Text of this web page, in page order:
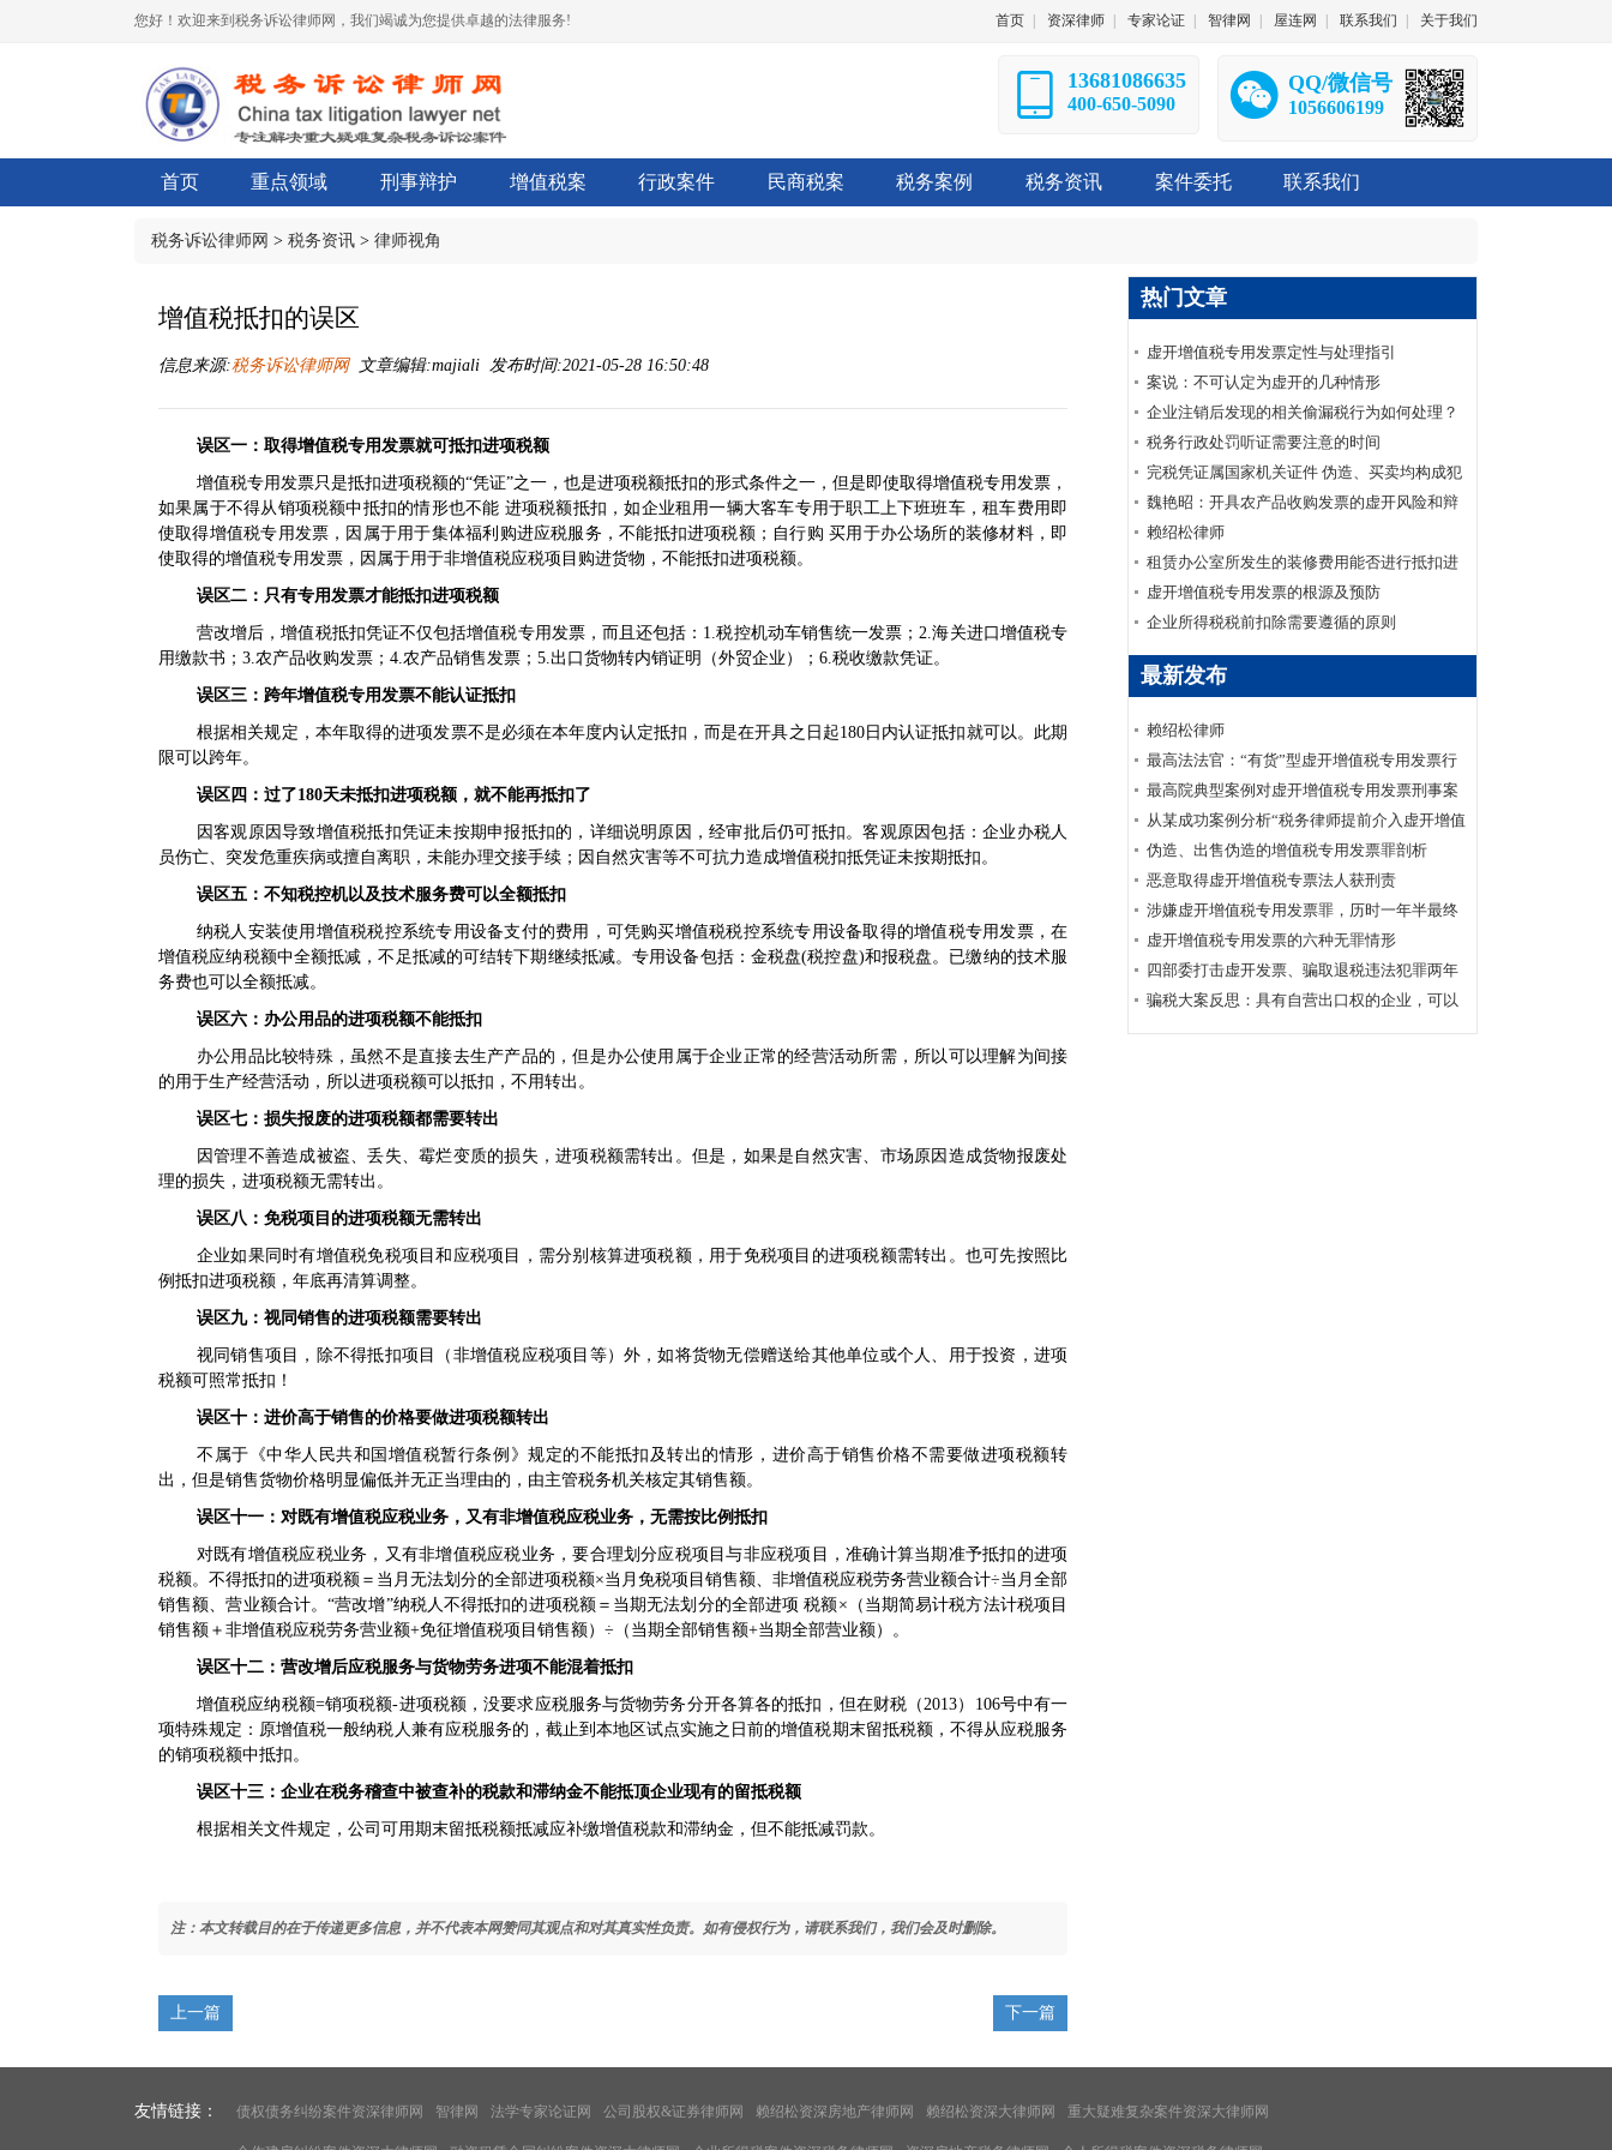
您好！欢迎来到税务诉讼律师网，我们竭诚为您提供卓越的法律服务! 首页 资深律师 专家论证 智律网 屋连网 联系我们 关于我们
13681086635
400-650-5090
QQ/微信号
1056606199
首页 重点领域 刑事辩护 增值税案 行政案件 民商税案 税务案例 税务资讯 案件委托 联系我们
税务诉讼律师网 > 税务资讯 > 律师视角
增值税抵扣的误区
信息来源:税务诉讼律师网文章编辑:majiali 发布时间:2021-05-28 16:50:48
误区一：取得增值税专用发票就可抵扣进项税额
增值税专用发票只是抵扣进项税额的“凭证”之一，也是进项税额抵扣的形式条件之一，但是即使取得增值税专用发票，
如果属于不得从销项税额中抵扣的情形也不能 进项税额抵扣，如企业租用一辆大客车专用于职工上下班班车，租车费用即
使取得增值税专用发票，因属于用于集体福利购进应税服务，不能抵扣进项税额；自行购 买用于办公场所的装修材料，即
使取得的增值税专用发票，因属于用于非增值税应税项目购进货物，不能抵扣进项税额。
误区二：只有专用发票才能抵扣进项税额
营改增后，增值税抵扣凭证不仅包括增值税专用发票，而且还包括：1.税控机动车销售统一发票；2.海关进口增值税专
用缴款书；3.农产品收购发票；4.农产品销售发票；5.出口货物转内销证明（外贸企业）；6.税收缴款凭证。
误区三：跨年增值税专用发票不能认证抵扣
根据相关规定，本年取得的进项发票不是必须在本年度内认定抵扣，而是在开具之日起180日内认证抵扣就可以。此期
限可以跨年。
误区四：过了180天未抵扣进项税额，就不能再抵扣了
因客观原因导致增值税抵扣凭证未按期申报抵扣的，详细说明原因，经审批后仍可抵扣。客观原因包括：企业办税人
员伤亡、突发危重疾病或擅自离职，未能办理交接手续；因自然灾害等不可抗力造成增值税扣抵凭证未按期抵扣。
误区五：不知税控机以及技术服务费可以全额抵扣
纳税人安装使用增值税税控系统专用设备支付的费用，可凭购买增值税税控系统专用设备取得的增值税专用发票，在
增值税应纳税额中全额抵减，不足抵减的可结转下期继续抵减。专用设备包括：金税盘(税控盘)和报税盘。已缴纳的技术服
务费也可以全额抵减。
误区六：办公用品的进项税额不能抵扣
办公用品比较特殊，虽然不是直接去生产产品的，但是办公使用属于企业正常的经营活动所需，所以可以理解为间接
的用于生产经营活动，所以进项税额可以抵扣，不用转出。
误区七：损失报废的进项税额都需要转出
因管理不善造成被盗、丢失、霉烂变质的损失，进项税额需转出。但是，如果是自然灾害、市场原因造成货物报废处
理的损失，进项税额无需转出。
误区八：免税项目的进项税额无需转出
企业如果同时有增值税免税项目和应税项目，需分别核算进项税额，用于免税项目的进项税额需转出。也可先按照比
例抵扣进项税额，年底再清算调整。
误区九：视同销售的进项税额需要转出
视同销售项目，除不得抵扣项目（非增值税应税项目等）外，如将货物无偿赠送给其他单位或个人、用于投资，进项
税额可照常抵扣！
误区十：进价高于销售的价格要做进项税额转出
不属于《中华人民共和国增值税暂行条例》规定的不能抵扣及转出的情形，进价高于销售价格不需要做进项税额转
出，但是销售货物价格明显偏低并无正当理由的，由主管税务机关核定其销售额。
误区十一：对既有增值税应税业务，又有非增值税应税业务，无需按比例抵扣
对既有增值税应税业务，又有非增值税应税业务，要合理划分应税项目与非应税项目，准确计算当期准予抵扣的进项
税额。不得抵扣的进项税额＝当月无法划分的全部进项税额×当月免税项目销售额、非增值税应税劳务营业额合计÷当月全部
销售额、营业额合计。“营改增”纳税人不得抵扣的进项税额＝当期无法划分的全部进项 税额×（当期简易计税方法计税项目
销售额＋非增值税应税劳务营业额+免征增值税项目销售额）÷（当期全部销售额+当期全部营业额）。
误区十二：营改增后应税服务与货物劳务进项不能混着抵扣
增值税应纳税额=销项税额-进项税额，没要求应税服务与货物劳务分开各算各的抵扣，但在财税（2013）106号中有一
项特殊规定：原增值税一般纳税人兼有应税服务的，截止到本地区试点实施之日前的增值税期末留抵税额，不得从应税服务
的销项税额中抵扣。
误区十三：企业在税务稽查中被查补的税款和滞纳金不能抵顶企业现有的留抵税额
根据相关文件规定，公司可用期末留抵税额抵减应补缴增值税款和滞纳金，但不能抵减罚款。
注：本文转载目的在于传递更多信息，并不代表本网赞同其观点和对其真实性负责。如有侵权行为，请联系我们，我们会及时删除。
上一篇 下一篇
热门文章
虚开增值税专用发票定性与处理指引
案说：不可认定为虚开的几种情形
企业注销后发现的相关偷漏税行为如何处理？
税务行政处罚听证需要注意的时间
完税凭证属国家机关证件 伪造、买卖均构成犯
罪
魏艳昭：开具农产品收购发票的虚开风险和辩
护要点
赖绍松律师
租赁办公室所发生的装修费用能否进行抵扣进
项税
虚开增值税专用发票的根源及预防
企业所得税税前扣除需要遵循的原则
最新发布
赖绍松律师
最高法法官：“有货”型虚开增值税专用发票行
为定性
最高院典型案例对虚开增值税专用发票刑事案
件司法实践的影响
从某成功案例分析“税务律师提前介入虚开增值
税专用发票罪的重要性”
伪造、出售伪造的增值税专用发票罪剖析
恶意取得虚开增值税专票法人获刑责
涉嫌虚开增值税专用发票罪，历时一年半最终
凭啥无罪？
虚开增值税专用发票的六种无罪情形
四部委打击虚开发票、骗取退税违法犯罪两年
专项行动工作推进会议在京召开
骗税大案反思：具有自营出口权的企业，可以
代理出口业务吗？
友情链接： 债权债务纠纷案件资深律师网 智律网 法学专家论证网 公司股权&证券律师网 赖绍松资深房地产律师网 赖绍松资深大律师网 重大疑难复杂案件资深大律师网